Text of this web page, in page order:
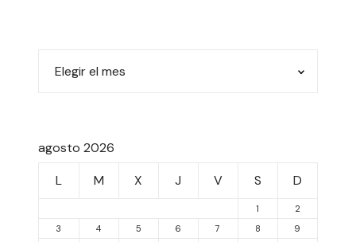
agosto 2026
L
M X J V S D
1
2
3
4 5 6 7 8
9